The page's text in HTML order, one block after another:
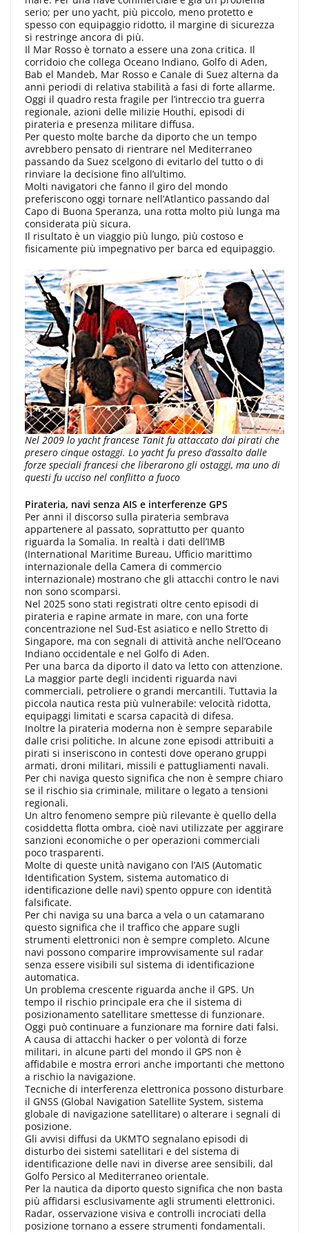
serio; per uno yacht, più piccolo, meno protetto e
spesso con equipaggio ridotto, il margine di sicurezza
si restringe ancora di più.
Il Mar Rosso è tornato a essere una zona critica. Il
corridoio che collega Oceano Indiano, Golfo di Aden,
Bab el Mandeb, Mar Rosso e Canale di Suez alterna da
anni periodi di relativa stabilità a fasi di forte allarme.
Oggi il quadro resta fragile per l’intreccio tra guerra
regionale, azioni delle milizie Houthi, episodi di
pirateria e presenza militare diffusa.
Per questo molte barche da diporto che un tempo
avrebbero pensato di rientrare nel Mediterraneo
passando da Suez scelgono di evitarlo del tutto o di
rinviare la decisione fino all’ultimo.
Molti navigatori che fanno il giro del mondo
preferiscono oggi tornare nell’Atlantico passando dal
Capo di Buona Speranza, una rotta molto più lunga ma
considerata più sicura.
Il risultato è un viaggio più lungo, più costoso e
fisicamente più impegnativo per barca ed equipaggio.
Nel 2009 lo yacht francese Tanit fu attaccato dai pirati che
presero cinque ostaggi. Lo yacht fu preso d’assalto dalle
forze speciali francesi che liberarono gli ostaggi, ma uno di
questi fu ucciso nel conflitto a fuoco
Pirateria, navi senza AIS e interferenze GPS
Per anni il discorso sulla pirateria sembrava
appartenere al passato, soprattutto per quanto
riguarda la Somalia. In realtà i dati dell’IMB
(International Maritime Bureau, Ufficio marittimo
internazionale della Camera di commercio
internazionale) mostrano che gli attacchi contro le navi
non sono scomparsi.
Nel 2025 sono stati registrati oltre cento episodi di
pirateria e rapine armate in mare, con una forte
concentrazione nel Sud-Est asiatico e nello Stretto di
Singapore, ma con segnali di attività anche nell’Oceano
Indiano occidentale e nel Golfo di Aden.
Per una barca da diporto il dato va letto con attenzione.
La maggior parte degli incidenti riguarda navi
commerciali, petroliere o grandi mercantili. Tuttavia la
piccola nautica resta più vulnerabile: velocità ridotta,
equipaggi limitati e scarsa capacità di difesa.
Inoltre la pirateria moderna non è sempre separabile
dalle crisi politiche. In alcune zone episodi attribuiti a
pirati si inseriscono in contesti dove operano gruppi
armati, droni militari, missili e pattugliamenti navali.
Per chi naviga questo significa che non è sempre chiaro
se il rischio sia criminale, militare o legato a tensioni
regionali.
Un altro fenomeno sempre più rilevante è quello della
cosiddetta flotta ombra, cioè navi utilizzate per aggirare
sanzioni economiche o per operazioni commerciali
poco trasparenti.
Molte di queste unità navigano con l’AIS (Automatic
Identification System, sistema automatico di
identificazione delle navi) spento oppure con identità
falsificate.
Per chi naviga su una barca a vela o un catamarano
questo significa che il traffico che appare sugli
strumenti elettronici non è sempre completo. Alcune
navi possono comparire improvvisamente sul radar
senza essere visibili sul sistema di identificazione
automatica.
Un problema crescente riguarda anche il GPS. Un
tempo il rischio principale era che il sistema di
posizionamento satellitare smettesse di funzionare.
Oggi può continuare a funzionare ma fornire dati falsi.
A causa di attacchi hacker o per volontà di forze
militari, in alcune parti del mondo il GPS non è
affidabile e mostra errori anche importanti che mettono
a rischio la navigazione.
Tecniche di interferenza elettronica possono disturbare
il GNSS (Global Navigation Satellite System, sistema
globale di navigazione satellitare) o alterare i segnali di
posizione.
Gli avvisi diffusi da UKMTO segnalano episodi di
disturbo dei sistemi satellitari e del sistema di
identificazione delle navi in diverse aree sensibili, dal
Golfo Persico al Mediterraneo orientale.
Per la nautica da diporto questo significa che non basta
più affidarsi esclusivamente agli strumenti elettronici.
Radar, osservazione visiva e controlli incrociati della
posizione tornano a essere strumenti fondamentali.